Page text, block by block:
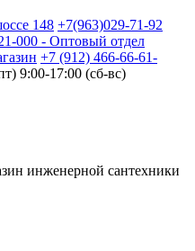
148 +7(963)029-71-92
000 - Оптовый отдел
+7 (912) 466-66-61-
9:00-17:00 (сб-вс)
инженерной сантехники